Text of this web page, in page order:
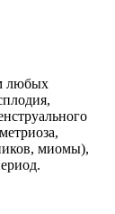
любых
миомы),